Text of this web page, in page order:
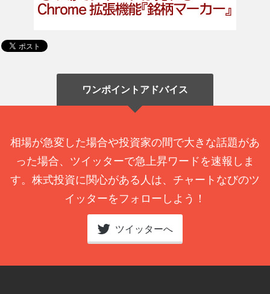
ワンポイントアドバイス
相場が急変した場合や投資家の間で大きな話題があ
った場合、ツイッターで急上昇ワードを速報しま
す。株式投資に関心がある人は、チャートなびのツ
イッターをフォローしよう！
ツイッターへ